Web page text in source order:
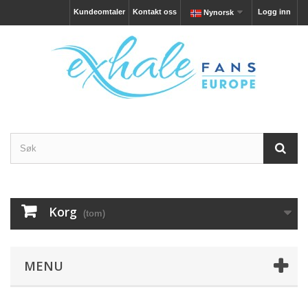
Logg inn
Nynorsk
Kontakt oss
Kundeomtaler
Korg (tom)
MENU